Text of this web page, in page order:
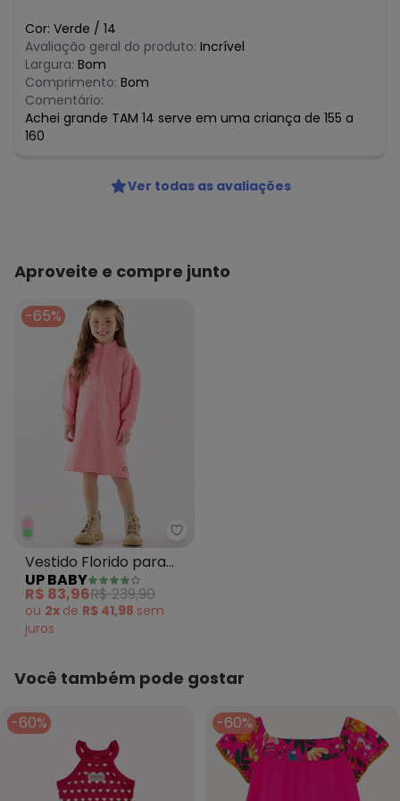
Cor: Verde / 14
Avaliação geral do produto: Incrível
Largura: Bom
Comprimento: Bom
Comentário:
Achei grande TAM 14 serve em uma criança de 155 a
160
Ver todas as avaliações
Aproveite e compre junto
-65%
Up Baby - Vestido Florido para
Vestido Florido para
Menina Rosa
UP BABY
R$ 83,96R$ 239,90
ou 2x de R$ 41,98 sem
juros
Você também pode gostar
-60% -60%